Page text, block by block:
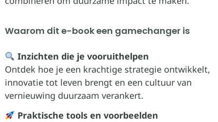
Waarom dit e-book een gamechanger is
Inzichten die je vooruithelpen
Ontdek hoe je een krachtige strategie ontwikkelt,
innovatie tot leven brengt en een cultuur van
vernieuwing duurzaam verankert.
Praktische tools en voorbeelden